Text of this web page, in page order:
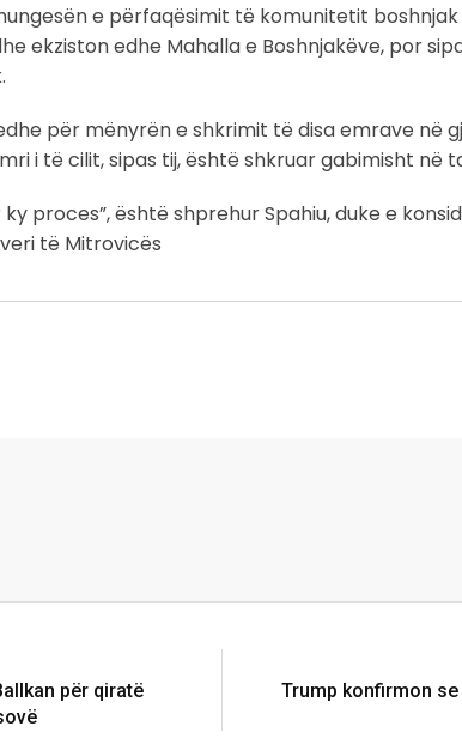
e përfaqësimit të komunitetit
ekziston edhe Mahalla e Boshnjakëve, por
për mënyrën e shkrimit të disa emrave në
i të cilit, sipas tij, është shkruar gabimisht në
proces”, është shprehur Spahiu, duke e
të Mitrovicës
për qiratë
Trump konfirmon se